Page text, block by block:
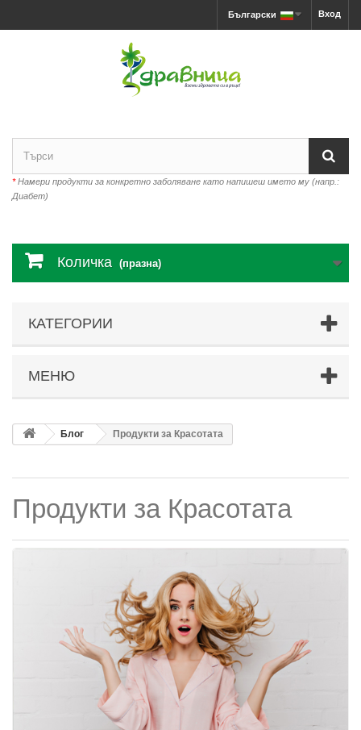
Вход
Български
*Намери продукти за конкретно заболяване като напишеш името му (напр.:
Диабет)
Количка (празна)
КАТЕГОРИИ
МЕНЮ
Блог Продукти за Красотата
Продукти за Красотата